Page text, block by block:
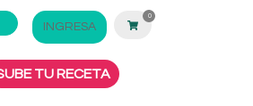
INGRESA
0
TU RECETA